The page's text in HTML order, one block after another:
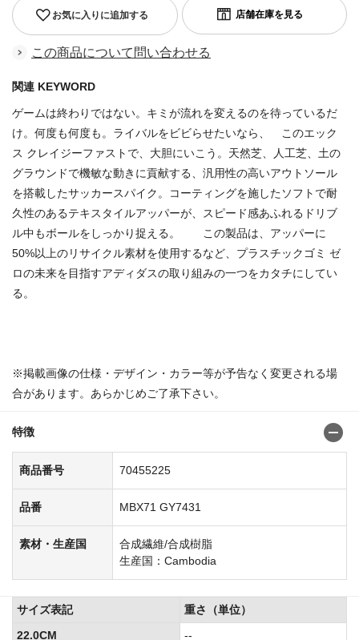
お気に入りに追加する
この商品について問い合わせる
関連 KEYWORD
ゲームは終わりではない。キミが流れを変えるのを待っているだ
け。何度も何度も。ライバルをビビらせたいなら、 このエック
ス クレイジーファストで、大胆にいこう。天然芝、人工芝、土の
グラウンドで機敏な動きに貢献する、汎用性の高いアウトソール
を搭載したサッカースパイク。コーティングを施したソフトで耐
久性のあるテキスタイルアッパーが、スピード感あふれるドリブ
ル中もボールをしっかり捉える。 この製品は、アッパーに
50%以上のリサイクル素材を使用するなど、プラスチックゴミ ゼ
ロの未来を目指すアディダスの取り組みの一つをカタチにしてい
る。
※掲載画像の仕様・デザイン・カラー等が予告なく変更される場
合があります。あらかじめご了承下さい。
特徴
商品番号 70455225
品番 MBX71 GY7431
素材・生産国
合成繊維/合成樹脂
生産国：Cambodia
サイズ表記
重さ（単位）
22.0CM
--